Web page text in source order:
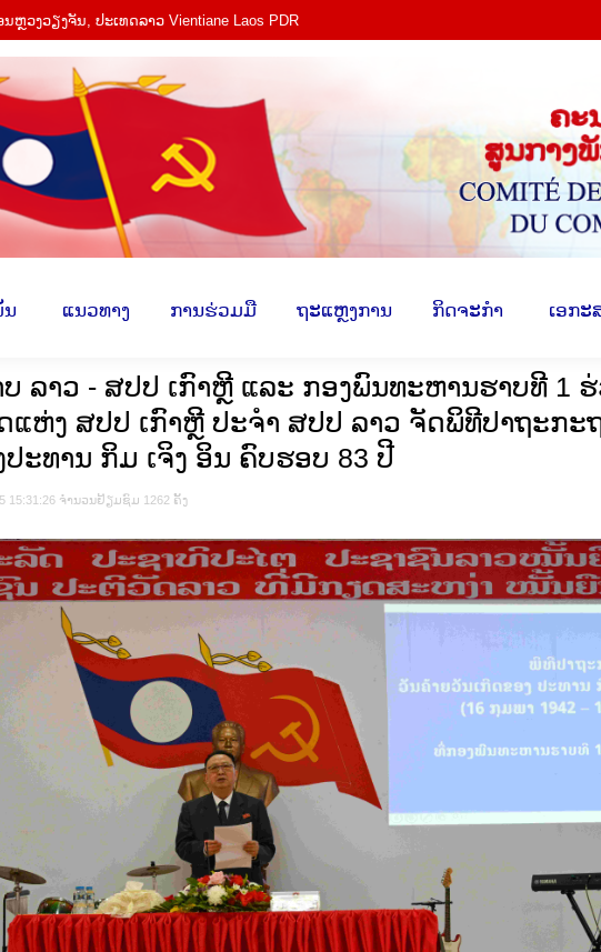
ຫຼວງວຽງ​ຈັນ, ປະ​ເທດ​ລາວ Vientiane Laos PDR
​ ແນວ​ທາງ​ ​ການ​ຮ່ວມ​ມື ​ຖະ​ແຫຼງ​ການ ​ກິດ​ຈະ​ກຳ ເອ​ກະ​
ລາວ - ສປປ ເກົາຫຼີ ແລະ ກອງພົນທະຫານຮາບທີ 1
ແຫ່ງ ສປປ ເກົາຫຼີ ປະຈໍາ ສປປ ລາວ ຈັດພິທີປາຖະກະ
ະທານ ກິມ ເຈິງ ອິນ ຄົບຮອບ 83 ປີ
15:31:26 ຈຳ​ນວນ​​ຢ້ຽມ​ຊົມ 1262 ຄັ້ງ
ຄະ​ນະພົວ​ພັນ​ ​ ແນວ​ທາງ​ ​ການ​ຮ່ວມ​ມື ​ຖະ​ແຫຼງ​ການ ​ກິດ​ຈະ​ກຳ